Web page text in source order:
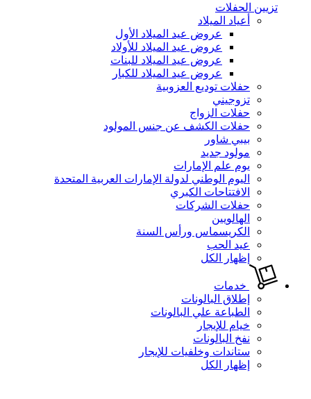
تزيين الحفلات
أعياد الميلاد
عروض عيد الميلاد الأول
عروض عيد الميلاد للأولاد
عروض عيد الميلاد للبنات
عروض عيد الميلاد للكبار
حفلات توديع العزوبية
تزوجيني
حفلات الزواج
حفلات الكشف عن جنس المولود
بيبي شاور
مولود جديد
يوم علم الإمارات
اليوم الوطني لدولة الإمارات العربية المتحدة
الافتتاحات الكبري
حفلات الشركات
الهالويين
الكريسماس ورأس السنة
عيد الحب
إظهار الكل
خدمات
إطلاق البالونات
الطباعة علي البالونات
خيام للإيجار
نفخ البالونات
ستاندات وخلفيات للإيجار
إظهار الكل